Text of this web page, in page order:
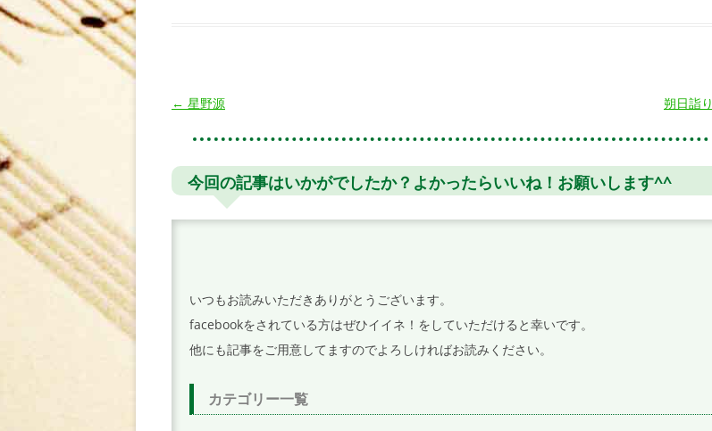
投
ビ
← 星野源 朔日詣り
今回の記事はいかがでしたか？よかったらいいね！お願いします^^
いつもお読みいただきありがとうございます。
facebookをされている方はぜひイイネ！をしていただけると幸いです。
他にも記事をご用意してますのでよろしければお読みください。
カテゴリー一覧